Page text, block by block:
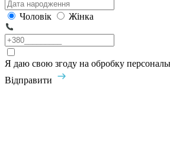
Чоловік Жінка
Я даю свою згоду на обробку
Відправити